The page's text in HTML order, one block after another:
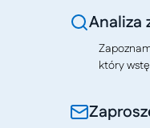
Analiza
który